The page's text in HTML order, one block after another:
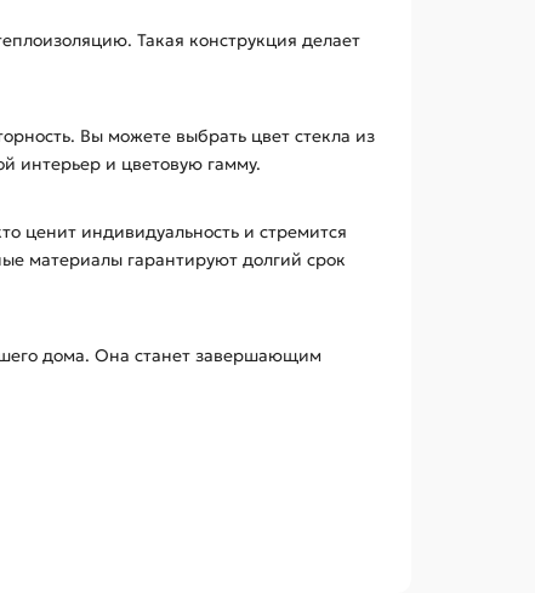
Такая конструкция делает
Вы можете выбрать цвет стекла из
интерьер и цветовую гамму.
ценит индивидуальность и стремится
материалы гарантируют долгий срок
дома. Она станет завершающим